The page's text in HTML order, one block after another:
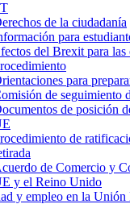
de la ciudadanía
para
del Brexit para las
para
de seguimiento
de posición
de
de Comercio y
y el Reino Unido
y empleo en la Unión